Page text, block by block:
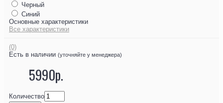
Черный
Синий
Основные характеристики
Все характеристики
(0)
Есть в наличии (уточняйте у менеджера)
5990р.
Количество